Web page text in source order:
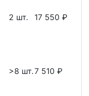
2 шт. 17 550 ₽
>8 шт.7 510 ₽